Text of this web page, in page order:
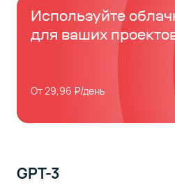
Используйте
для ваших
От 29,96 ₽/день
GPT-3